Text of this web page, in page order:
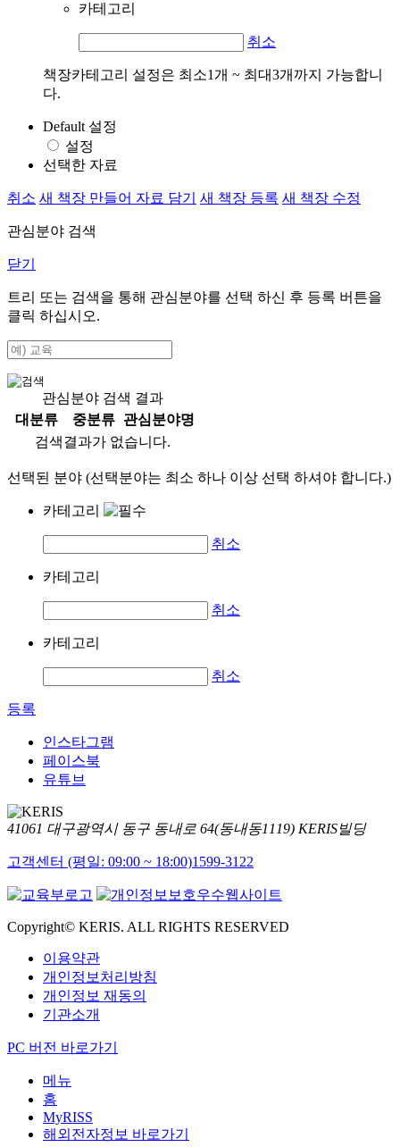
카테고리
취소
책장카테고리 설정은 최소1개 ~ 최대3개까지 가능합니
다.
Default 설정
설정
선택한 자료
취소 새 책장 만들어 자료 담기 새 책장 등록 새 책장 수정
관심분야 검색
닫기
트리 또는 검색을 통해 관심분야를 선택 하신 후 등록 버튼을
클릭 하십시오.
관심분야 검색 결과
대분류
중분류
관심분야명
검색결과가 없습니다.
선택된 분야 (선택분야는 최소 하나 이상 선택 하셔야 합니다.)
카테고리
취소
카테고리
취소
카테고리
취소
등록
인스타그램
페이스북
유튜브
41061 대구광역시 동구 동내로 64(동내동1119) KERIS빌딩
고객센터 (평일: 09:00 ~ 18:00)1599-3122
Copyright© KERIS. ALL RIGHTS RESERVED
이용약관
개인정보처리방침
개인정보 재동의
기관소개
PC 버전 바로가기
메뉴
홈
MyRISS
해외전자정보 바로가기